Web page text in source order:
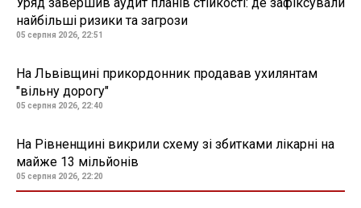
найбільші ризики та загрози
05 серпня 2026, 22:51
На Львівщині прикордонник продавав ухилянтам
"вільну дорогу"
05 серпня 2026, 22:40
На Рівненщині викрили схему зі збитками лікарні на
майже 13 мільйонів
05 серпня 2026, 22:20